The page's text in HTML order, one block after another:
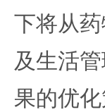
下将从
及生活
果的优化